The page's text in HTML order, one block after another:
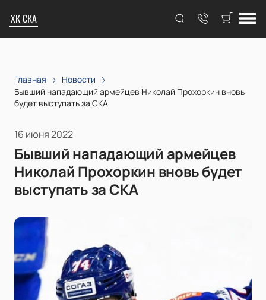
ХК СКА
Главная
Новости
Бывший нападающий армейцев Николай Прохоркин вновь
будет выступать за СКА
16 июня 2022
Бывший нападающий армейцев
Николай Прохоркин вновь будет
выступать за СКА